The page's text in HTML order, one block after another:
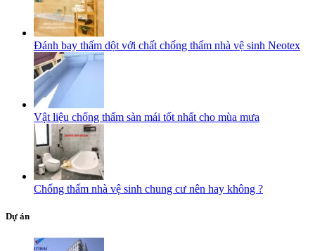
Đánh bay thấm dột với chất chống thấm nhà vệ sinh Neotex
Vật liệu chống thấm sàn mái tốt nhất cho mùa mưa
Chống thấm nhà vệ sinh chung cư nên hay không ?
Dự án